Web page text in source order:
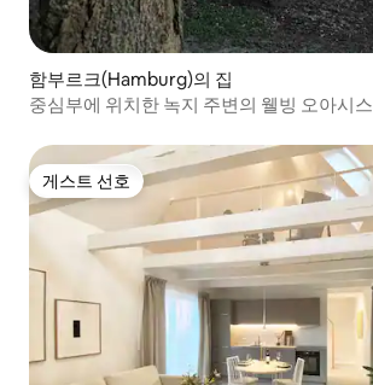
함부르크(Hamburg)의 집
중심부에 위치한 녹지 주변의 웰빙 오아시스
게스트 선호
게스트 선호